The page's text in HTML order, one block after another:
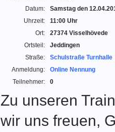
Datum:
Samstag den
Uhrzeit:
11:00 Uhr
Ort:
27374 Visselhövede
Ortsteil:
Jeddingen
Straße:
Schulstraße Turnhalle
Anmeldung:
Online Nennung
Teilnehmer:
0
Zu unseren
wir uns freuen,